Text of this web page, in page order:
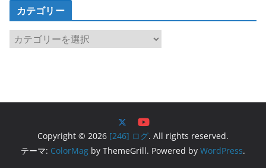
カテゴリー
カ
テ
Copyright © 2026 [246] ログ. All rights reserved.
テーマ: ColorMag by ThemeGrill. Powered by WordPress.